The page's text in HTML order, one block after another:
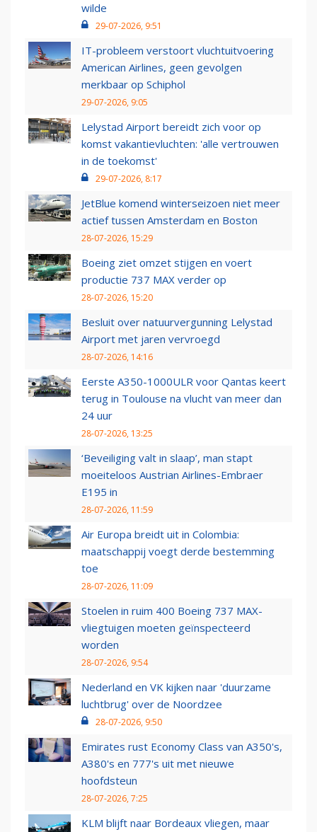
wilde
29-07-2026, 9:51
IT-probleem verstoort vluchtuitvoering
American Airlines, geen gevolgen
merkbaar op Schiphol
29-07-2026, 9:05
Lelystad Airport bereidt zich voor op
komst vakantievluchten: 'alle vertrouwen
in de toekomst'
29-07-2026, 8:17
JetBlue komend winterseizoen niet meer
actief tussen Amsterdam en Boston
28-07-2026, 15:29
Boeing ziet omzet stijgen en voert
productie 737 MAX verder op
28-07-2026, 15:20
Besluit over natuurvergunning Lelystad
Airport met jaren vervroegd
28-07-2026, 14:16
Eerste A350-1000ULR voor Qantas keert
terug in Toulouse na vlucht van meer dan
24 uur
28-07-2026, 13:25
‘Beveiliging valt in slaap’, man stapt
moeiteloos Austrian Airlines-Embraer
E195 in
28-07-2026, 11:59
Air Europa breidt uit in Colombia:
maatschappij voegt derde bestemming
toe
28-07-2026, 11:09
Stoelen in ruim 400 Boeing 737 MAX-
vliegtuigen moeten geïnspecteerd
worden
28-07-2026, 9:54
Nederland en VK kijken naar 'duurzame
luchtbrug' over de Noordzee
28-07-2026, 9:50
Emirates rust Economy Class van A350's,
A380's en 777's uit met nieuwe
hoofdsteun
28-07-2026, 7:25
KLM blijft naar Bordeaux vliegen, maar